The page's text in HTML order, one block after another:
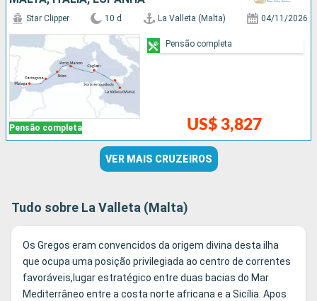
Pensão completa
Star Clipper 10 d La Valleta (Malta) 04/11/2026
US$ 3,827
Pensão completa
VER MAIS CRUZEIROS
Tudo sobre La Valleta (Malta)
Os Gregos eram convencidos da origem divina desta ilha
que ocupa uma posição privilegiada ao centro de correntes
favoráveis,lugar estratégico entre duas bacias do Mar
Mediterrâneo entre a costa norte africana e a Sicília. Apos